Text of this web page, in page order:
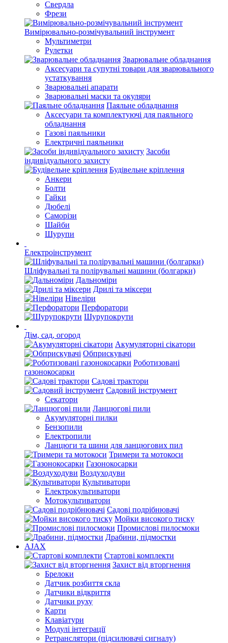
Свердла
Фрези
Вимірювально-розмічувальний інструмент
Мультиметри
Рулетки
Зварювальне обладнання
Аксесуари та супутні товари для зварювального
устаткування
Зварювальні апарати
Зварювальні маски та окуляри
Паяльне обладнання
Аксесуари та комплектуючі для паяльного
обладнання
Газові паяльники
Електричні паяльники
Засоби
індивідуального захисту
Будівельне кріплення
Анкери
Болти
Гайки
Дюбелі
Саморізи
Шайби
Шурупи
Електроінструмент
Шліфувальні та полірувальні машини (болгарки)
Дальноміри
Дрилі та міксери
Нівеліри
Перфоратори
Шурупокрути
Дім, сад, огород
Акумуляторні сікатори
Обприскувачі
Роботизовані
газонокосарки
Садові трактори
Садовий інструмент
Секатори
Ланцюгові пили
Акумуляторні пилки
Бензопили
Електропили
Ланцюги та шини для ланцюгових пил
Тримери та мотокоси
Газонокосарки
Воздуходуви
Культиватори
Електрокультиватори
Мотокультиватори
Садові подрібнювачі
Мойки високого тиску
Промислові пилосмоки
Драбини, підмостки
AJAX
Стартові комплекти
Захист від вторгнення
Брелоки
Датчик розбиття скла
Датчики відкриття
Датчики руху
Карти
Клавіатури
Модулі інтеграції
Ретранслятори (підсилювачі сигналу)